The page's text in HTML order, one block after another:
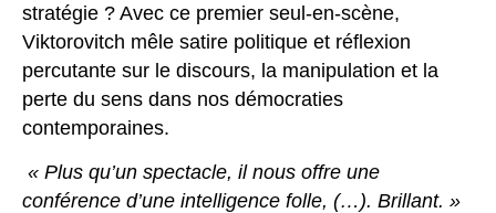
stratégie ? Avec ce premier seul-en-scène,
Viktorovitch mêle satire politique et réflexion
percutante sur le discours, la manipulation et la
perte du sens dans nos démocraties
contemporaines.
« Plus qu’un spectacle, il nous offre une
conférence d’une intelligence folle, (…). Brillant. »